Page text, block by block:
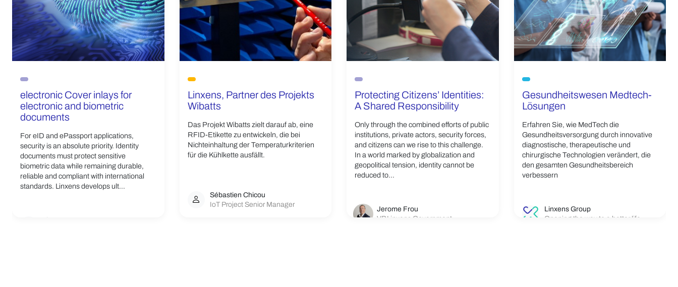
electronic Cover inlays for
electronic and biometric
documents
For eID and ePassport applications,
security is an absolute priority. Identity
documents must protect sensitive
biometric data while remaining durable,
reliable and compliant with international
standards. Linxens develops ult...
Linxens, Partner des Projekts
Wibatts
Das Projekt Wibatts zielt darauf ab, eine
RFID-Etikette zu entwickeln, die bei
Nichteinhaltung der Temperaturkriterien
für die Kühlkette ausfällt.
Sébastien Chicou
IoT Project Senior Manager
Protecting Citizens’ Identities:
A Shared Responsibility
Only through the combined efforts of public
institutions, private actors, security forces,
and citizens can we rise to this challenge.
In a world marked by globalization and
geopolitical tension, identity cannot be
reduced to...
Jerome Frou
VP Linxens Government
Gesundheitswesen Medtech-
Lösungen
Erfahren Sie, wie MedTech die
Gesundheitsversorgung durch innovative
diagnostische, therapeutische und
chirurgische Technologien verändert, die
den gesamten Gesundheitsbereich
verbessern
Linxens Group
Opening the way to a better life.